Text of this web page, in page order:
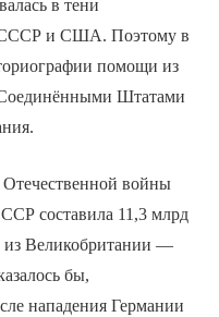
в тени
и США. Поэтому в
помощи из
Штатами
войны
составила 11,3 млрд
из Великобритании —
бы,
нападения Германии